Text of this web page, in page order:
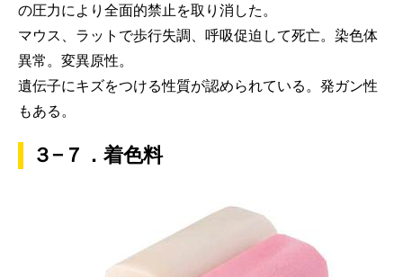
の圧力により全面的禁止を取り消した。
マウス、ラットで歩行失調、呼吸促迫して死亡。染色体
異常。変異原性。
遺伝子にキズをつける性質が認められている。発ガン性
もある。
３−７．着色料